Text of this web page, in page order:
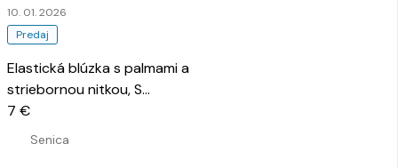
Predaj
10. 01. 2026
Elastická blúzka s palmami a
striebornou nitkou, S…
Senica
7 €